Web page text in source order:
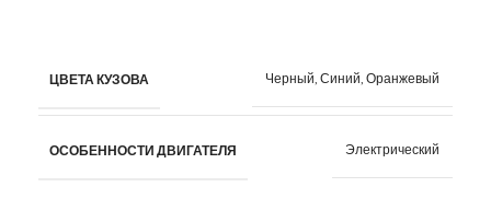
ЦВЕТА КУЗОВА Черный, Синий, Оранжевый
ОСОБЕННОСТИ ДВИГАТЕЛЯ Электрический